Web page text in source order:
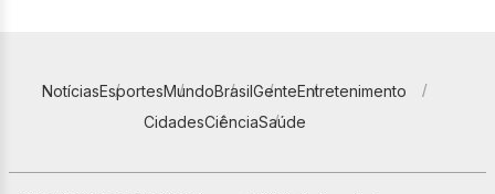
NotíciasEsportesMundoBrasilGenteEntretenimento
CidadesCiênciaSaúde